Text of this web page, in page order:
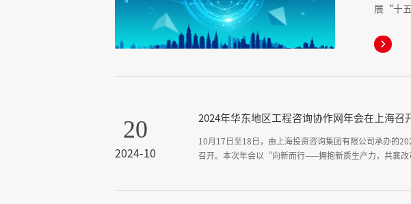
展“十

20
2024-10
2024年华东地区工程咨询协作网年会在上海召
10月17日至18日，由上海投资咨询集团有限公司承办的
召开。本次年会以“向新而行——拥抱新质生产力，共襄